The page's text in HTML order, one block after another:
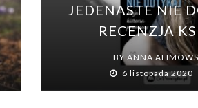
JEDENASTE NIE
RECENZJA
BY ANNA
6 listopada 2020